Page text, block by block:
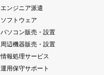
エンジニア派遣
ソフトウェア
パソコン販売・設置
周辺機器販売・設置
情報処理サービス
運用保守サポート